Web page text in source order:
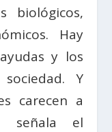
biológicos,
Hay
y los
Y
carecen a
señala el